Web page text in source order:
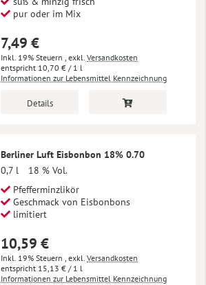
pur oder im Mix
7,49 €
Inkl. 19% Steuern , exkl. Versandkosten
10,70 € / 1 l
Informationen zur Lebensmittel Kennzeichnung
Details
Berliner Luft Eisbonbon 18% 0.70
0,7 l
18 % Vol.
Pfefferminzlikör
Geschmack von Eisbonbons
limitiert
10,59 €
Inkl. 19% Steuern , exkl. Versandkosten
15,13 € / 1 l
Informationen zur Lebensmittel Kennzeichnung